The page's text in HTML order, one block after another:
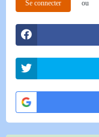
Se connecter ou